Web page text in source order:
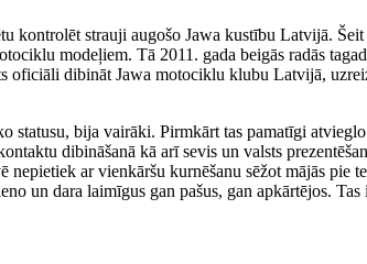
kontrolēt strauji augošo Jawa kustību Latvijā.
modeļiem. Tā 2011. gada beigās radās
oficiāli dibināt Jawa motociklu klubu Latvijā,
bija vairāki. Pirmkārt tas pamatīgi
dibināšanā kā arī sevis un valsts
ar vienkāršu kurnēšanu sēžot mājās pie
un dara laimīgus gan pašus, gan apkārtējos.